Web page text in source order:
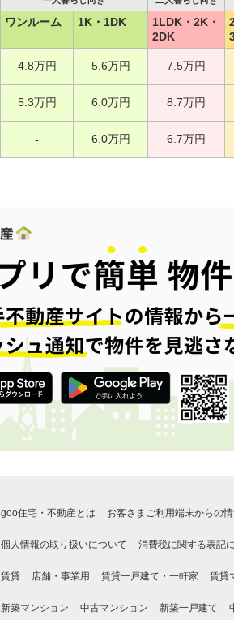
ワンルーム 1K・1DK
1LDK・2K・
2DK
4.8万円 5.6万円 7.5万円
5.3万円 6.0万円 8.7万円
- 6.0万円 6.7万円
goo住宅・不動産とは お客さまご利用端末からの
個人情報の取り扱いについて 消費税に関する表記
賃貸 店舗・事業用 賃貸一戸建て・一軒家 賃貸
新築マンション 中古マンション 新築一戸建て